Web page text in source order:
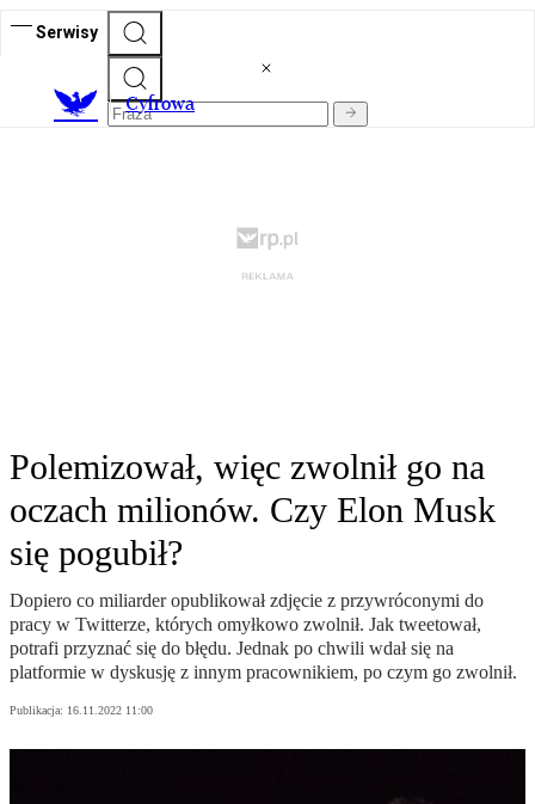
Serwisy
Cyfrowa
Polemizował, więc zwolnił go na
oczach milionów. Czy Elon Musk
się pogubił?
Dopiero co miliarder opublikował zdjęcie z przywróconymi do
pracy w Twitterze, których omyłkowo zwolnił. Jak tweetował,
potrafi przyznać się do błędu. Jednak po chwili wdał się na
platformie w dyskusję z innym pracownikiem, po czym go zwolnił.
Publikacja: 16.11.2022 11:00